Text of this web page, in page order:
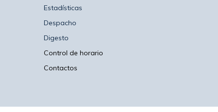
Estadísticas
Despacho
Digesto
Control de horario
Contactos